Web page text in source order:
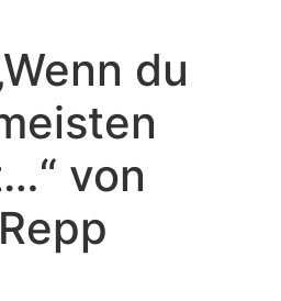
du
von